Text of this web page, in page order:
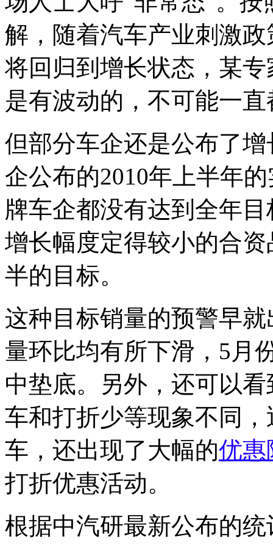
解，随着汽车产业刺激
将回归到增长状态，某
是有波动的，不可能一
但部分车企还是公布了
企公布的2010年上半年
牌车企都没有达到全年
增长幅度定得较小的合
半的目标。
这种目标销量的预警早
量环比均有所下滑，5月
中垫底。另外，还可以
车和打折少等现象不同
车，还出现了大幅的优惠
打折优惠活动。
根据中汽研最新公布的